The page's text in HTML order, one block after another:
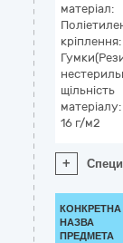
матеріал:
кріплення:
щільність
16 г/м2
+
КОНКРЕТНА
НАЗВА
ПРЕДМЕТА